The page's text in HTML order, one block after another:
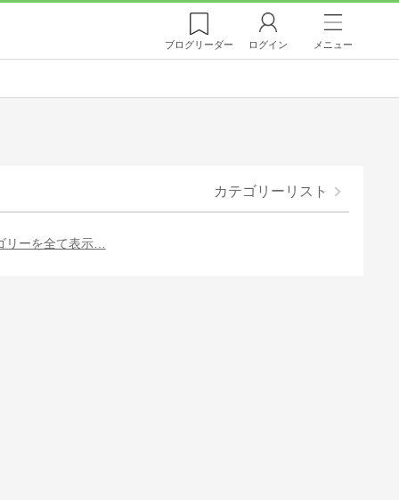
ブログリーダー ログイン メニュー
カテゴリーリスト
リーを全て表示…